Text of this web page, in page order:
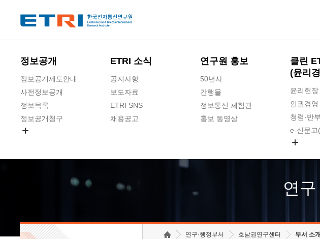
정보공개
정보공개제도안내
사전정보공개
정보목록
정보공개청구
ETRI 소식
공지사항
보도자료
ETRI SNS
채용공고
연구원 홍보
50년사
간행물
정보통신 체험관
홍보 동영상
클린
(윤리
윤리헌장
인권경영
청렴·반
e-신문고
고객의소
수의계약
연
연구·행정부서 호남권연구센터 부서 소개